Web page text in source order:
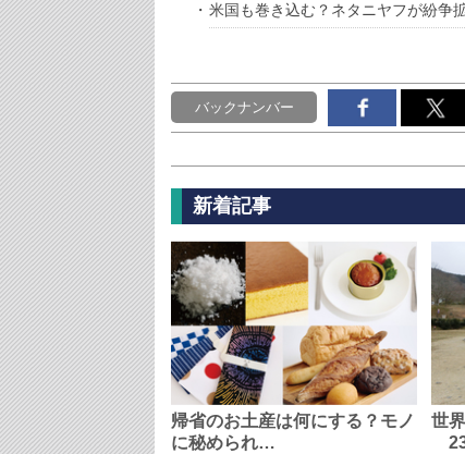
米国も巻き込む？ネタニヤフが紛争
バックナンバー
新着記事
帰省のお土産は何にする？モノ
に秘められ…
世